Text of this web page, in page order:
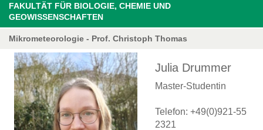
FAKULTÄT FÜR BIOLOGIE, CHEMIE UND
GEOWISSENSCHAFTEN
Mikrometeorologie - Prof. Christoph Thomas
Julia Drummer
Master-Studentin
Telefon: +49(0)921-55
2321